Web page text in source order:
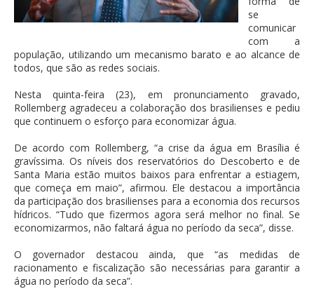
se
comunicar
com a
população, utilizando um mecanismo barato e ao alcance de
todos, que são as redes sociais.
Nesta quinta-feira (23), em pronunciamento gravado,
Rollemberg agradeceu a colaboração dos brasilienses e pediu
que continuem o esforço para economizar água.
De acordo com Rollemberg, “a crise da água em Brasília é
gravíssima. Os níveis dos reservatórios do Descoberto e de
Santa Maria estão muitos baixos para enfrentar a estiagem,
que começa em maio”, afirmou. Ele destacou a importância
da participação dos brasilienses para a economia dos recursos
hídricos. “Tudo que fizermos agora será melhor no final. Se
economizarmos, não faltará água no período da seca”, disse.
O governador destacou ainda, que “as medidas de
racionamento e fiscalização são necessárias para garantir a
água no período da seca”.